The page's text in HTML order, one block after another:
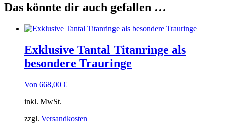
Das könnte dir auch gefallen …
Exklusive Tantal Titanringe als
besondere Trauringe
Von 668,00 €
inkl. MwSt.
zzgl. Versandkosten